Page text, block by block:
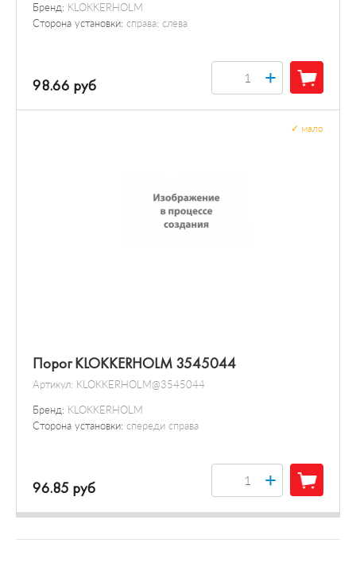
Бренд: KLOKKERHOLM
Сторона установки: справа; слева
98.66 руб +
Порог KLOKKERHOLM 3545044
Артикул: KLOKKERHOLM@3545044
Бренд: KLOKKERHOLM
Сторона установки: спереди справа
мало
96.85 руб +